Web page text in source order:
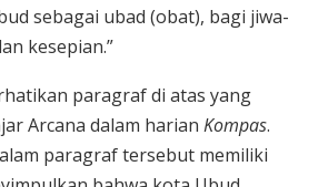
sebagai ubad (obat), bagi jiwa-
kesepian.”
paragraf di atas yang
Arcana dalam harian Kompas.
paragraf tersebut memiliki